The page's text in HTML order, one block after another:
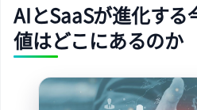
AIとSaaSが進化す
値はどこにあるのか